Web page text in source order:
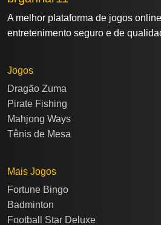
A melhor plataforma de jogos
entretenimento seguro e de
Jogos
Dragão Zuma
Pirate Fishing
Mahjong Ways
Tênis de Mesa
Mais Jogos
Fortune Bingo
Badminton
Football Star Deluxe